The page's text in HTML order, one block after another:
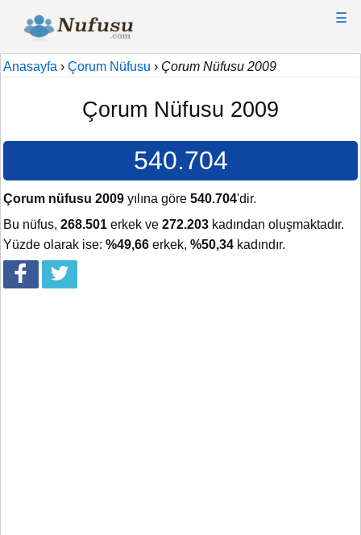
☰
Anasayfa › Çorum Nüfusu › Çorum Nüfusu 2009
Çorum Nüfusu 2009
540.704
Çorum nüfusu 2009 yılına göre 540.704'dir.
Bu nüfus, 268.501 erkek ve 272.203 kadından oluşmaktadır.
Yüzde olarak ise: %49,66 erkek, %50,34 kadındır.